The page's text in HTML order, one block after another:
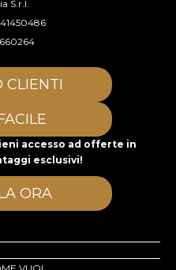
S.r.l.
CLIENTI
accesso ad offerte in
esclusivi!
ORA